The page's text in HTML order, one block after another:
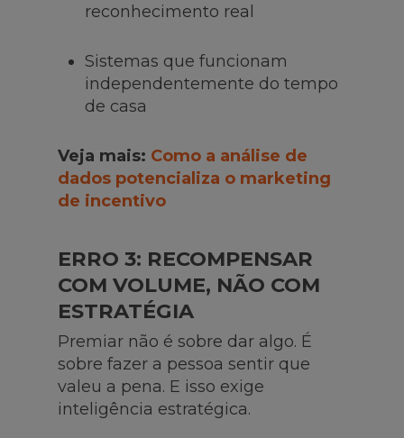
reconhecimento real
Sistemas que funcionam
independentemente do tempo
de casa
Veja mais: Como a análise de
dados potencializa o marketing
de incentivo
ERRO 3: RECOMPENSAR
COM VOLUME, NÃO COM
ESTRATÉGIA
Premiar não é sobre dar algo. É
sobre fazer a pessoa sentir que
valeu a pena. E isso exige
inteligência estratégica.